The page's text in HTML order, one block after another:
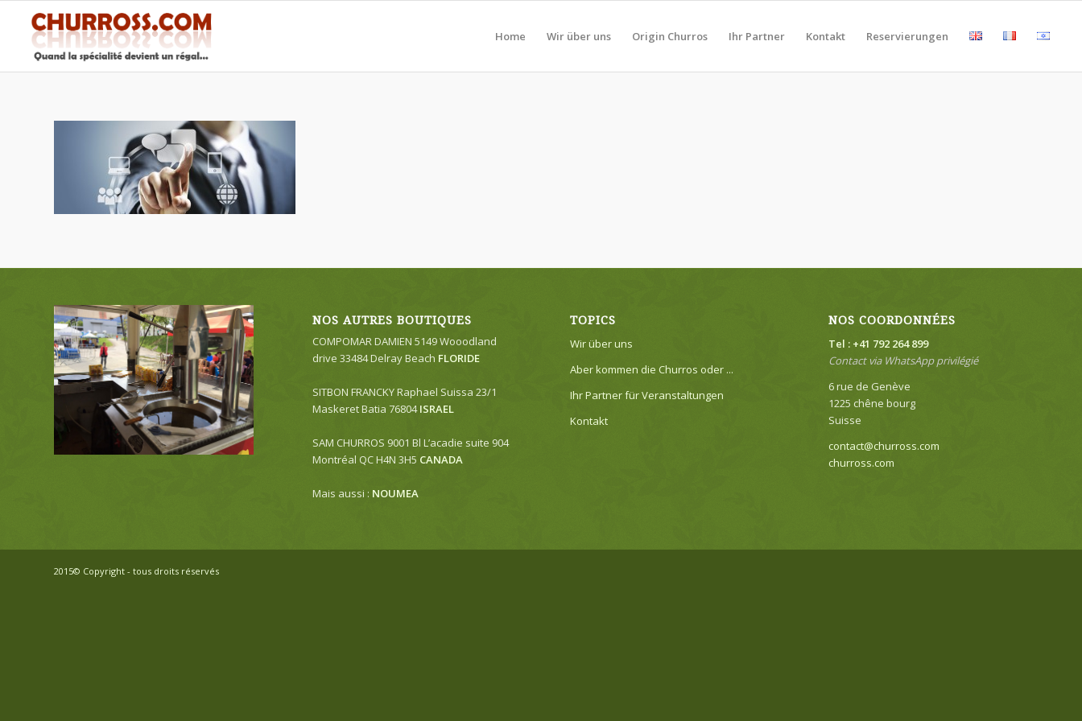
Home Wir über uns Origin Churros Ihr Partner Kontakt Reservierungen
NOS AUTRES BOUTIQUES
COMPOMAR DAMIEN 5149 Wooodland
drive 33484 Delray Beach FLORIDE
SITBON FRANCKY Raphael Suissa 23/1
Maskeret Batia 76804ISRAEL
SAM CHURROS 9001 Bl L’acadie suite 904
Montréal QC H4N 3H5 CANADA
Mais aussi : NOUMEA
TOPICS
Wir über uns
Aber kommen die Churros oder ...
Ihr Partner für Veranstaltungen
Kontakt
NOS COORDONNÉES
Tel : +41 792 264 899
Contact via WhatsApp privilégié
6 rue de Genève
1225 chêne bourg
Suisse
contact@churross.com
churross.com
2015© Copyright - tous droits réservés